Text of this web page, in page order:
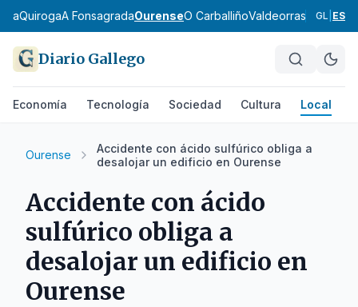
QuirogaA FonsagradaOurenseO CarballiñoValdeorras Verín A
GL ES
Diario Gallego
Economía Tecnología Sociedad Cultura Local
Ourense
Accidente con ácido sulfúrico obliga a
desalojar un edificio en Ourense
Accidente con ácido
sulfúrico obliga a
desalojar un edificio en
Ourense